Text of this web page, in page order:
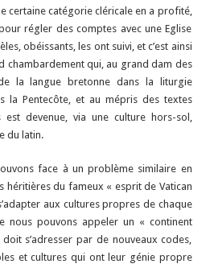
certaine catégorie cléricale en a profité,
régler des comptes avec une Eglise
obéissants, les ont suivi, et c’est ainsi
chambardement qui, au grand dam des
la langue bretonne dans la liturgie
la Pentecôte, et au mépris des textes
est devenue, via une culture hors-sol,
du latin.
face à un problème similaire en
héritières du fameux « esprit de Vatican
aux cultures propres de chaque
nous pouvons appeler un « continent
s’adresser par de nouveaux codes,
et cultures qui ont leur génie propre